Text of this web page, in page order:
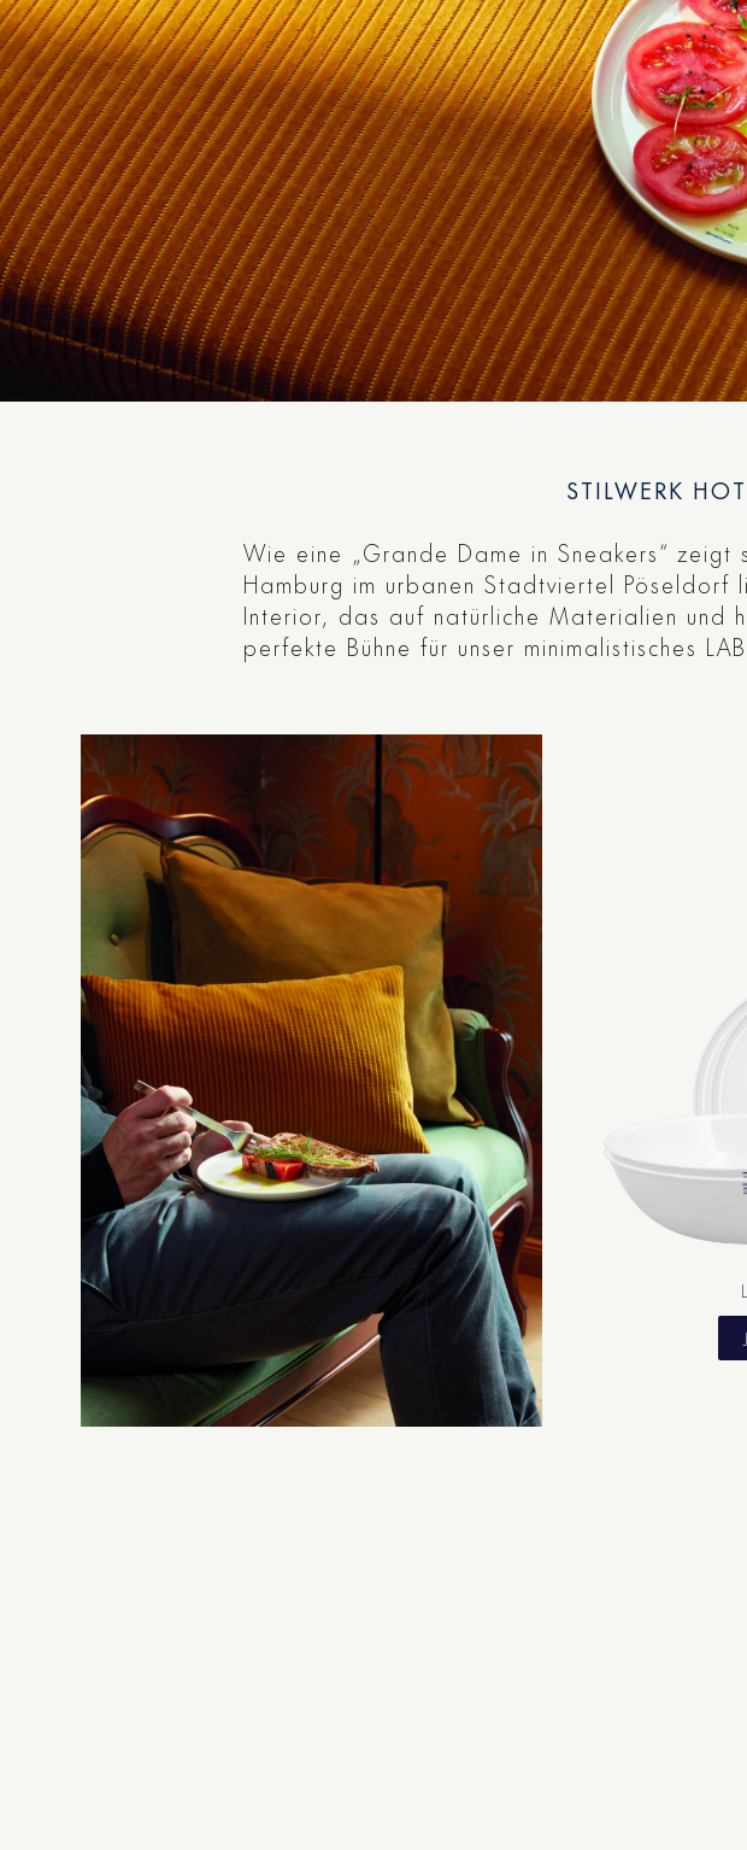
STILWERK
Wie eine „Grande Dame in Sneakers“
Hamburg im urbanen Stadtviertel Pöseldorf
Interior, das auf natürliche Materialien
perfekte Bühne für unser minimalistisches